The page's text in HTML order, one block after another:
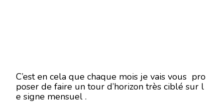
C’est en cela que chaque mois je vais vous pro
poser de faire un tour d’horizon très ciblé sur l
e signe mensuel .